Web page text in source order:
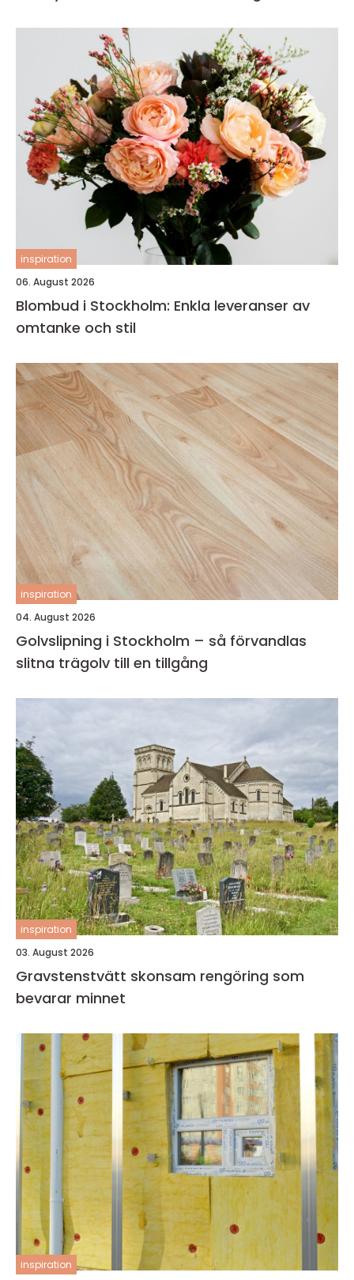
inspiration
06. August 2026
Blombud i Stockholm: Enkla leveranser av
omtanke och stil
inspiration
04. August 2026
Golvslipning i Stockholm – så förvandlas
slitna trägolv till en tillgång
inspiration
03. August 2026
Gravstenstvätt skonsam rengöring som
bevarar minnet
inspiration